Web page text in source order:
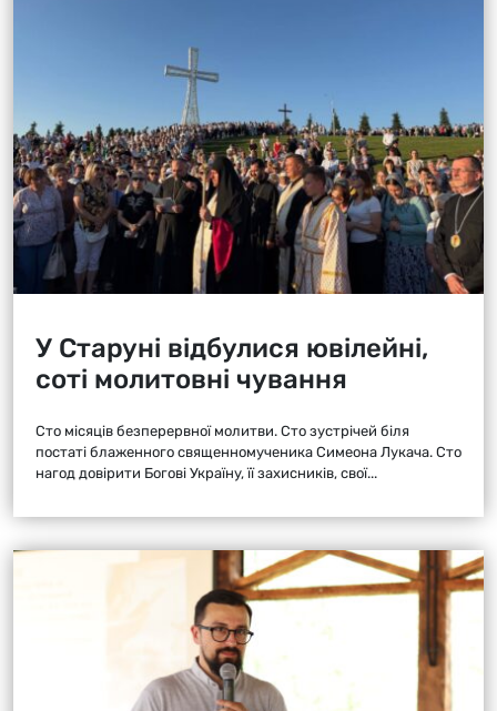
У Старуні відбулися ювілейні,
соті молитовні чування
Сто місяців безперервної молитви. Сто зустрічей біля
постаті блаженного священномученика Симеона Лукача. Сто
нагод довірити Богові Україну, її захисників, свої...